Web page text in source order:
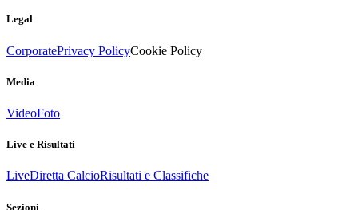
Legal
CorporatePrivacy PolicyCookie Policy
Media
VideoFoto
Live e Risultati
LiveDiretta CalcioRisultati e Classifiche
Sezioni